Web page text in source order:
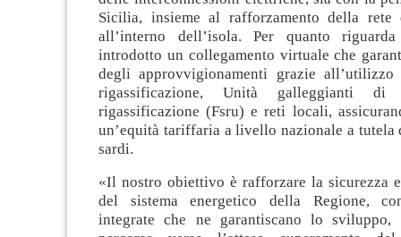
Sicilia, insieme al rafforzamento della rete
all’interno dell’isola. Per quanto
introdotto un collegamento virtuale che
degli approvvigionamenti grazie
rigassificazione, Unità galleggianti di
rigassificazione (Fsru) e reti locali,
un’equità tariffaria a livello nazionale a tutela
sardi.
«Il nostro obiettivo è rafforzare la sicurezza
del sistema energetico della Regione,
integrate che ne garantiscano lo sviluppo,